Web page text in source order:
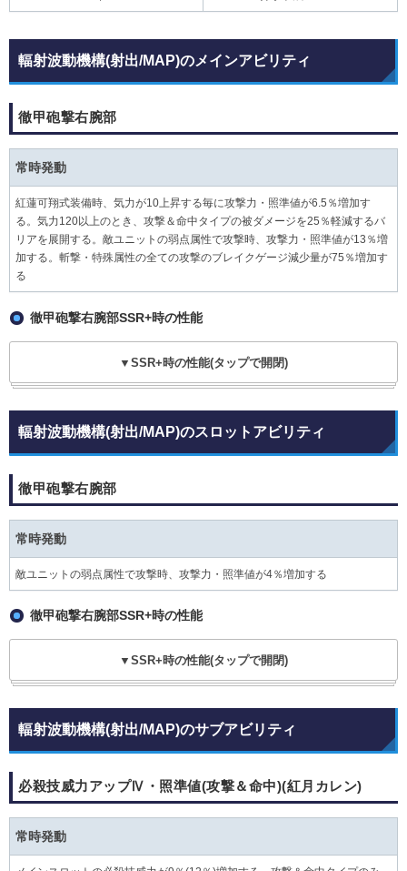
輻射波動機構(射出/MAP)のメインアビリティ
徹甲砲撃右腕部
常時発動
紅蓮可翔式装備時、気力が10上昇する毎に攻撃力・照準値が6.5％増加す
る。気力120以上のとき、攻撃＆命中タイプの被ダメージを25％軽減するバ
リアを展開する。敵ユニットの弱点属性で攻撃時、攻撃力・照準値が13％増
加する。斬撃・特殊属性の全ての攻撃のブレイクゲージ減少量が75％増加す
る
徹甲砲撃右腕部SSR+時の性能
▼SSR+時の性能(タップで開閉)
輻射波動機構(射出/MAP)のスロットアビリティ
徹甲砲撃右腕部
常時発動
敵ユニットの弱点属性で攻撃時、攻撃力・照準値が4％増加する
徹甲砲撃右腕部SSR+時の性能
▼SSR+時の性能(タップで開閉)
輻射波動機構(射出/MAP)のサブアビリティ
必殺技威力アップⅣ・照準値(攻撃＆命中)(紅月カレン)
常時発動